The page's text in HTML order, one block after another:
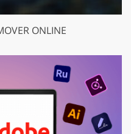
ONLINE